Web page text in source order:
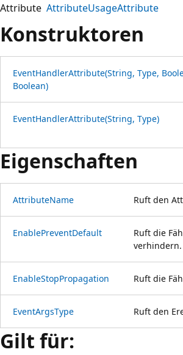
Attribute AttributeUsageAttribute
Konstruktoren
EventHandlerAttribute(String, Type,
Boolean)
EventHandlerAttribute(String, Type)
Eigenschaften
AttributeName Ruft den
EnablePreventDefault
Ruft die
verhindern.
EnableStopPropagation Ruft die
EventArgsType Ruft den
Gilt für: